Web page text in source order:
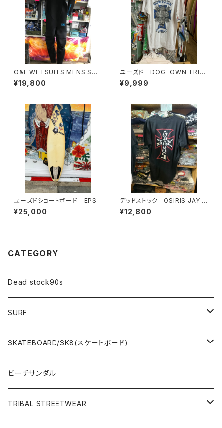
O&E WETSUITS MENS STE
AMER 3/2mmジャージフルス
ーツ ｜メンズ
¥19,800
ユーズド DOGTOWN TRIB
AL メンズTシャツ
¥9,999
ユーズドショートボード EPS
¥25,000
デッドストック OSIRIS JAY A
DAMS
¥12,800
CATEGORY
Dead stock90s
SURF
WetSuits(ウェットスーツ )
Surf Board(サーフボード )
OTHERS(サーフ小物)
SKATEBOARD/SK8(スケートボード)
CLOTHING(アパレル)
DECK(デッキ)
ビーチサンダル
TRIBAL STREETWEAR